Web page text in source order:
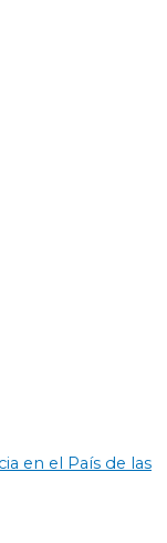
en el País de las